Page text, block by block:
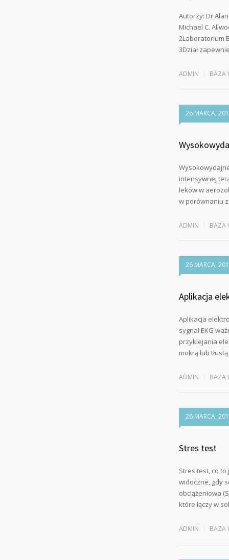
Autorzy: Dr
Michael C.
2Laboratorium
3Dział
ADMIN BAZA
26 MARCA,
intensywnej
leków w
w porównaniu
ADMIN BAZA
26 MARCA,
Aplikacja
Aplikacja
sygnał EKG
przyklejania
mokrą lub
ADMIN BAZA
26 MARCA,
Stres test
Stres test, co
widoczne, gdy
obciążeniowa
które łączy w
ADMIN BAZA